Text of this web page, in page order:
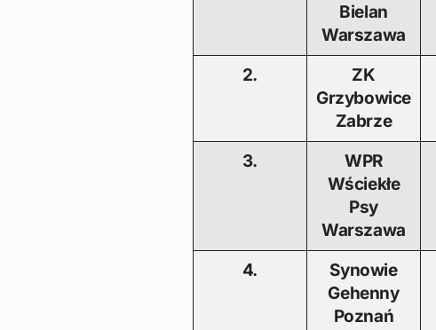
Bielan
Warszawa
2.
ZK
Grzybowice
Zabrze
3.
WPR
Wściekłe
Psy
Warszawa
4.
Synowie
Gehenny
Poznań